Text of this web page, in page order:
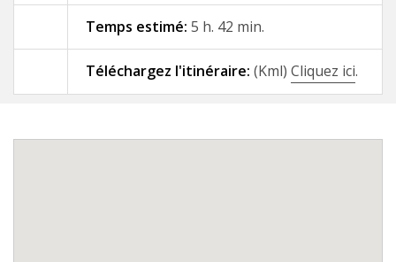
09 - A Gándara - Santiago de
Compostela
Temps estimé: 5 h. 42 min.
Téléchargez l'itinéraire: (Kml) Cliquez ici.